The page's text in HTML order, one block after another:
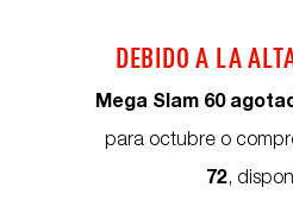
DEBIDO A LA
Mega Slam 60
para octubre o
72,